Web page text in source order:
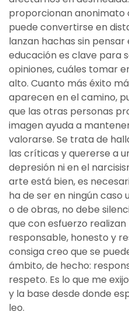
proporcionan anonimato
puede convertirse en
lanzan hachas sin
educación es clave para
opiniones, cuáles tomar
alto. Cuanto más éxito
aparecen en el camino,
que las otras personas
imagen ayuda a
valorarse. Se trata de
las críticas y quererse a
depresión ni en el
arte está bien, es
ha de ser en ningún caso
o de obras, no debe
que con esfuerzo
responsable, honesto y
consiga creo que se
ámbito, de hecho:
respeto. Es lo que me
y la base desde donde
leo.